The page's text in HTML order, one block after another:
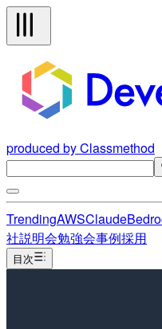
produced by Classmethod
TrendingAWSClaude
社説明会勉強会事例採用
目次